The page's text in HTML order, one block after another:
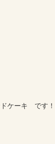
ケーキ です！